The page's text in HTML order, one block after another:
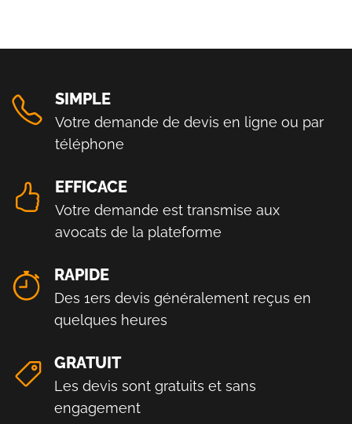
SIMPLE
Votre demande de devis en ligne ou par
téléphone
EFFICACE
Votre demande est transmise aux
avocats de la plateforme
RAPIDE
Des 1ers devis généralement reçus en
quelques heures
GRATUIT
Les devis sont gratuits et sans
engagement